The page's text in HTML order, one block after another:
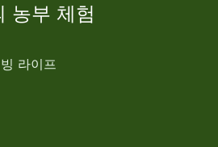
농부 체험
라이프